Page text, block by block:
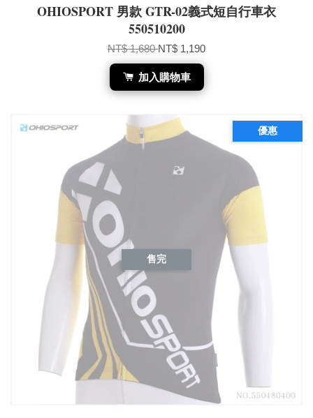
OHIOSPORT 男款 GTR-02義式短自行車衣
550510200
NT$ 1,680NT$ 1,190
加入購物車
優惠
售完